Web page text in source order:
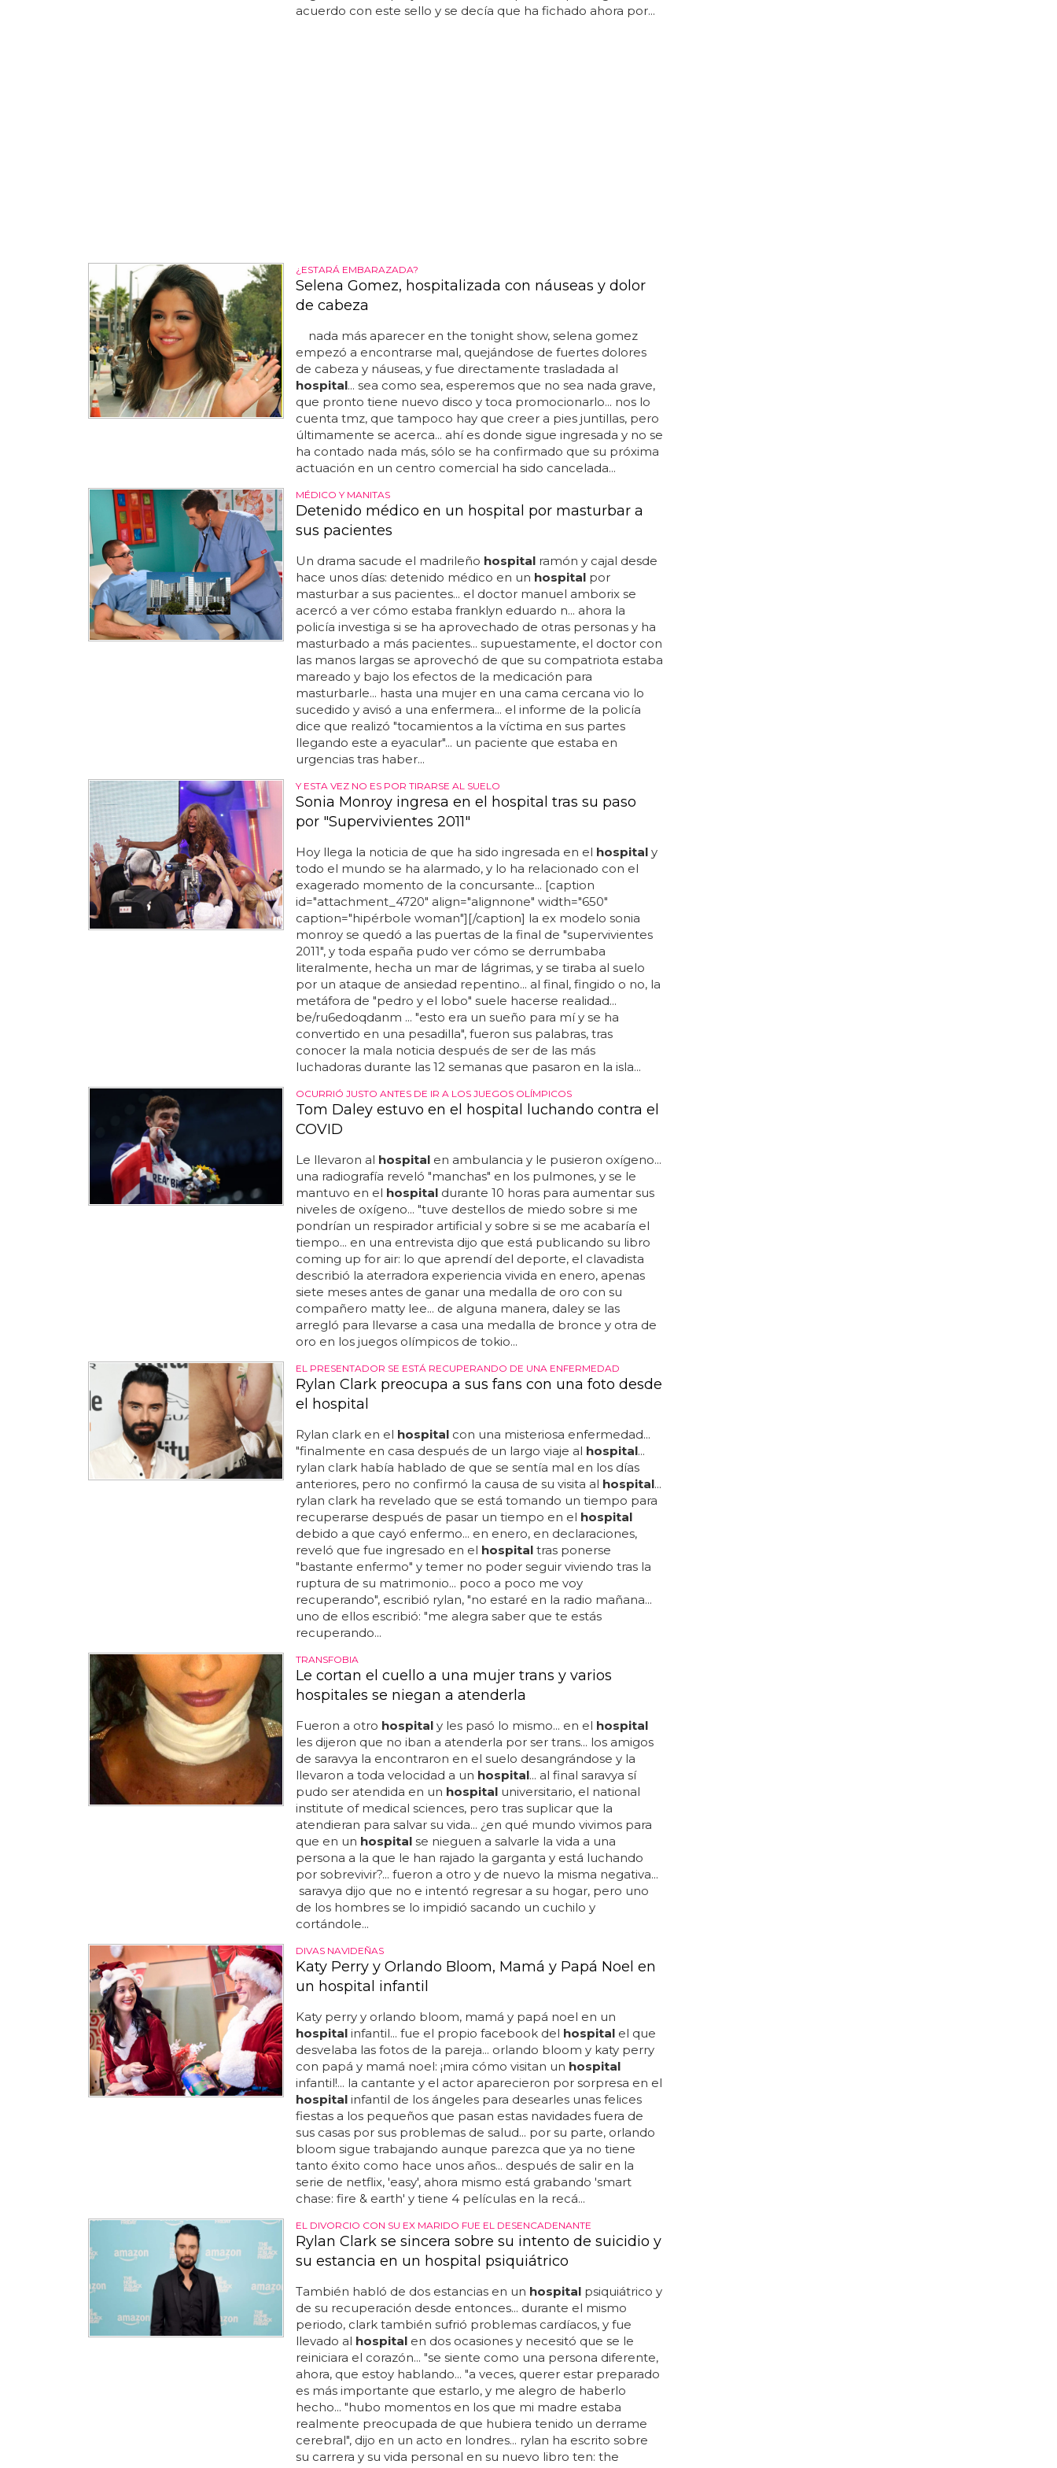
acuerdo con este sello y se decía que ha fichado ahora por...
¿ESTARÁ EMBARAZADA?
Selena Gomez, hospitalizada con náuseas y dolor
de cabeza
nada más aparecer en the tonight show, selena gomez
empezó a encontrarse mal, quejándose de fuertes dolores
de cabeza y náuseas, y fue directamente trasladada al
hospital... sea como sea, esperemos que no sea nada grave,
que pronto tiene nuevo disco y toca promocionarlo... nos lo
cuenta tmz, que tampoco hay que creer a pies juntillas, pero
últimamente se acerca... ahí es donde sigue ingresada y no se
ha contado nada más, sólo se ha confirmado que su próxima
actuación en un centro comercial ha sido cancelada...
MÉDICO Y MANITAS
Detenido médico en un hospital por masturbar a
sus pacientes
Un drama sacude el madrileño hospitalramón y cajal desde
hace unos días: detenido médico en un hospitalpor
masturbar a sus pacientes... el doctor manuel amborix se
acercó a ver cómo estaba franklyn eduardo n... ahora la
policía investiga si se ha aprovechado de otras personas y ha
masturbado a más pacientes... supuestamente, el doctor con
las manos largas se aprovechó de que su compatriota estaba
mareado y bajo los efectos de la medicación para
masturbarle... hasta una mujer en una cama cercana vio lo
sucedido y avisó a una enfermera... el informe de la policía
dice que realizó "tocamientos a la víctima en sus partes
llegando este a eyacular"... un paciente que estaba en
urgencias tras haber...
Y ESTA VEZ NO ES POR TIRARSE AL SUELO
Sonia Monroy ingresa en el hospital tras su paso
por "Supervivientes 2011"
Hoy llega la noticia de que ha sido ingresada en el hospitaly
todo el mundo se ha alarmado, y lo ha relacionado con el
exagerado momento de la concursante... [caption
id="attachment_4720" align="alignnone" width="650"
caption="hipérbole woman"][/caption] la ex modelo sonia
monroy se quedó a las puertas de la final de "supervivientes
2011", y toda españa pudo ver cómo se derrumbaba
literalmente, hecha un mar de lágrimas, y se tiraba al suelo
por un ataque de ansiedad repentino... al final, fingido o no, la
metáfora de "pedro y el lobo" suele hacerse realidad...
be/ru6edoqdanm ... "esto era un sueño para mí y se ha
convertido en una pesadilla", fueron sus palabras, tras
conocer la mala noticia después de ser de las más
luchadoras durante las 12 semanas que pasaron en la isla...
OCURRIÓ JUSTO ANTES DE IR A LOS JUEGOS OLÍMPICOS
Tom Daley estuvo en el hospital luchando contra el
COVID
Le llevaron al hospitalen ambulancia y le pusieron oxígeno...
una radiografía reveló "manchas" en los pulmones, y se le
mantuvo en el hospitaldurante 10 horas para aumentar sus
niveles de oxígeno... "tuve destellos de miedo sobre si me
pondrían un respirador artificial y sobre si se me acabaría el
tiempo... en una entrevista dijo que está publicando su libro
coming up for air: lo que aprendí del deporte, el clavadista
describió la aterradora experiencia vivida en enero, apenas
siete meses antes de ganar una medalla de oro con su
compañero matty lee... de alguna manera, daley se las
arregló para llevarse a casa una medalla de bronce y otra de
oro en los juegos olímpicos de tokio...
EL PRESENTADOR SE ESTÁ RECUPERANDO DE UNA ENFERMEDAD
Rylan Clark preocupa a sus fans con una foto desde
el hospital
Rylan clark en el hospitalcon una misteriosa enfermedad...
"finalmente en casa después de un largo viaje al hospital...
rylan clark había hablado de que se sentía mal en los días
anteriores, pero no confirmó la causa de su visita al hospital...
rylan clark ha revelado que se está tomando un tiempo para
recuperarse después de pasar un tiempo en el hospital
debido a que cayó enfermo... en enero, en declaraciones,
reveló que fue ingresado en el hospitaltras ponerse
"bastante enfermo" y temer no poder seguir viviendo tras la
ruptura de su matrimonio... poco a poco me voy
recuperando", escribió rylan, "no estaré en la radio mañana...
uno de ellos escribió: "me alegra saber que te estás
recuperando...
TRANSFOBIA
Le cortan el cuello a una mujer trans y varios
hospitales se niegan a atenderla
Fueron a otro hospitaly les pasó lo mismo... en el hospital
les dijeron que no iban a atenderla por ser trans... los amigos
de saravya la encontraron en el suelo desangrándose y la
llevaron a toda velocidad a un hospital... al final saravya sí
pudo ser atendida en un hospitaluniversitario, el national
institute of medical sciences, pero tras suplicar que la
atendieran para salvar su vida... ¿en qué mundo vivimos para
que en un hospitalse nieguen a salvarle la vida a una
persona a la que le han rajado la garganta y está luchando
por sobrevivir?... fueron a otro y de nuevo la misma negativa...
saravya dijo que no e intentó regresar a su hogar, pero uno
de los hombres se lo impidió sacando un cuchilo y
cortándole...
DIVAS NAVIDEÑAS
Katy Perry y Orlando Bloom, Mamá y Papá Noel en
un hospital infantil
Katy perry y orlando bloom, mamá y papá noel en un
hospitalinfantil... fue el propio facebook del hospitalel que
desvelaba las fotos de la pareja... orlando bloom y katy perry
con papá y mamá noel: ¡mira cómo visitan un hospital
infantil!... la cantante y el actor aparecieron por sorpresa en el
hospitalinfantil de los ángeles para desearles unas felices
fiestas a los pequeños que pasan estas navidades fuera de
sus casas por sus problemas de salud... por su parte, orlando
bloom sigue trabajando aunque parezca que ya no tiene
tanto éxito como hace unos años... después de salir en la
serie de netflix, 'easy', ahora mismo está grabando 'smart
chase: fire & earth' y tiene 4 películas en la recá...
EL DIVORCIO CON SU EX MARIDO FUE EL DESENCADENANTE
Rylan Clark se sincera sobre su intento de suicidio y
su estancia en un hospital psiquiátrico
También habló de dos estancias en un hospitalpsiquiátrico y
de su recuperación desde entonces... durante el mismo
periodo, clark también sufrió problemas cardíacos, y fue
llevado al hospitalen dos ocasiones y necesitó que se le
reiniciara el corazón... "se siente como una persona diferente,
ahora, que estoy hablando... "a veces, querer estar preparado
es más importante que estarlo, y me alegro de haberlo
hecho... "hubo momentos en los que mi madre estaba
realmente preocupada de que hubiera tenido un derrame
cerebral", dijo en un acto en londres... rylan ha escrito sobre
su carrera y su vida personal en su nuevo libro ten: the